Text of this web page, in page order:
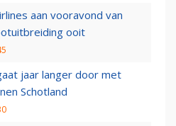
aan vooravond van
ooit
jaar langer door met
Schotland